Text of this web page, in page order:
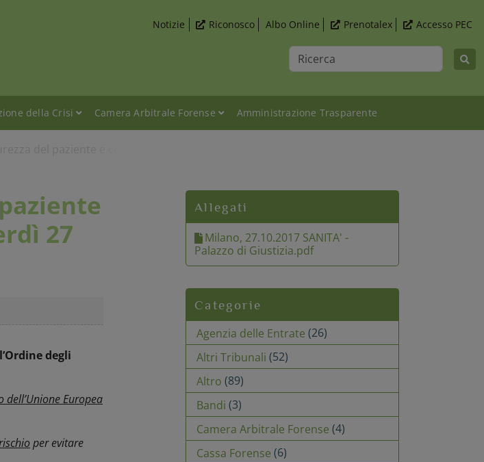
Ricerca
Notizie Riconosco Albo Online Prenotalex Accesso PEC
della Crisi Camera Arbitrale Forense Amministrazione Trasparente
27
degli
dell’Unione Europea
per evitare
Allegati
Milano, 27.10.2017 SANITA' -
Palazzo di Giustizia.pdf
Categorie
Agenzia delle Entrate (26)
Altri Tribunali (52)
Altro (89)
Bandi (3)
Camera Arbitrale Forense (4)
Cassa Forense (6)